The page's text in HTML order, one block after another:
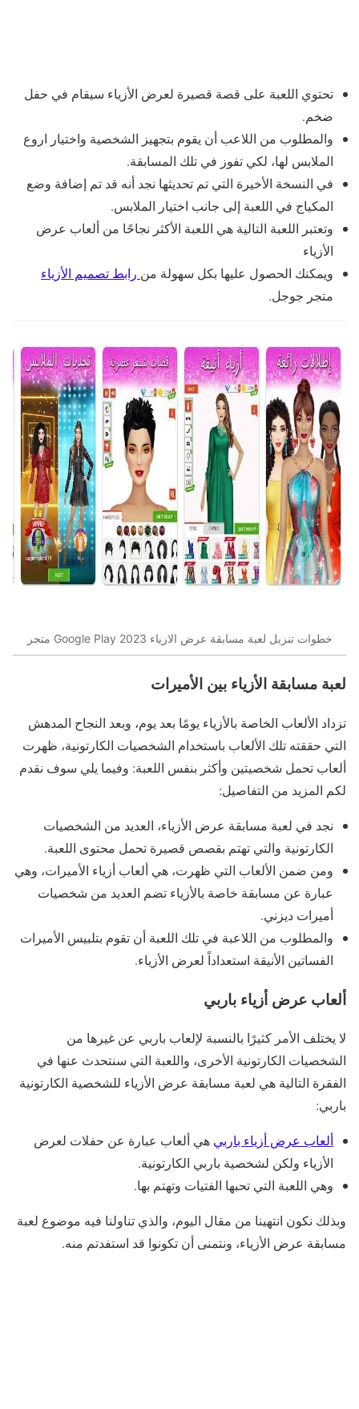
تحتوي اللعبة على قصة قصيرة لعرض الأزياء سيقام في حفل
ضخم.
والمطلوب من اللاعب أن يقوم بتجهيز الشخصية واختيار اروع
الملابس لها، لكي تفوز في تلك المسابقة.
في النسخة الأخيرة التي تم تحديثها نجد أنه قد تم إضافة وضع
المكياج في اللعبة إلى جانب اختيار الملابس.
وتعتبر اللعبة التالية هي اللعبة الأكثر نجاحًا من ألعاب عرض
الأزياء
ويمكنك الحصول عليها بكل سهولة من رابط تصميم الأزياء
متجر جوجل.
خطوات تنزبل لعبة مسابقة عرض الازياء 2023 Google Play متجر
لعبة مسابقة الأزياء بين الأميرات
تزداد الألعاب الخاصة بالأزياء يومًا بعد يوم، وبعد النجاح المدهش
التي حققته تلك الألعاب باستخدام الشخصيات الكارتونية، ظهرت
ألعاب تحمل شخصيتين وأكثر بنفس اللعبة: وفيما يلي سوف نقدم
لكم المزيد من التفاصيل:
نجد في لعبة مسابقة عرض الأزياء، العديد من الشخصيات
الكارتونية والتي تهتم بقصص قصيرة تحمل محتوى اللعبة.
ومن ضمن الألعاب التي ظهرت، هي ألعاب أزياء الأميرات، وهي
عبارة عن مسابقة خاصة بالأزياء تضم العديد من شخصيات
أميرات ديزني.
والمطلوب من اللاعبة في تلك اللعبة أن تقوم بتلبيس الأميرات
الفساتين الأنيقة استعداداً لعرض الأزياء.
ألعاب عرض أزياء باربي
لا يختلف الأمر كثيرًا بالنسبة لإلعاب باربي عن غيرها من
الشخصيات الكارتونية الأخرى، واللعبة التي سنتحدث عنها في
الفقرة التالية هي لعبة مسابقة عرض الأزياء للشخصية الكارتونية
باربي:
ألعاب عرض أزياء باربي هي ألعاب عبارة عن حفلات لعرض
الأزياء ولكن لشخصية باربي الكارتونية.
وهي اللعبة التي تحبها الفتيات وتهتم بها.
وبذلك نكون انتهينا من مقال اليوم، والذي تناولنا فيه موضوع لعبة
مسابقة عرض الأزياء، ونتمنى أن تكونوا قد استفدتم منه.